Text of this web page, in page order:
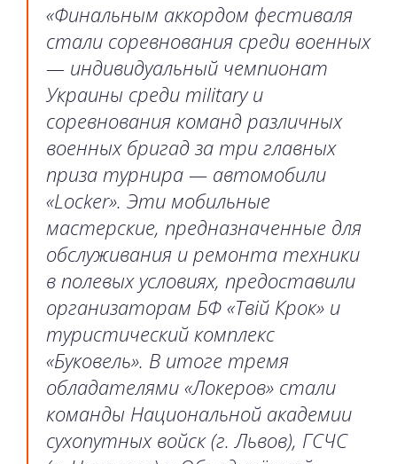
«Финальным аккордом фестиваля
стали соревнования среди военных
— индивидуальный чемпионат
Украины среди military и
соревнования команд различных
военных бригад за три главных
приза турнира — автомобили
«Locker». Эти мобильные
мастерские, предназначенные для
обслуживания и ремонта техники
в полевых условиях, предоставили
организаторам БФ «Твій Крок» и
туристический комплекс
«Буковель». В итоге тремя
обладателями «Локеров» стали
команды Национальной академии
сухопутных войск (г. Львов), ГСЧС